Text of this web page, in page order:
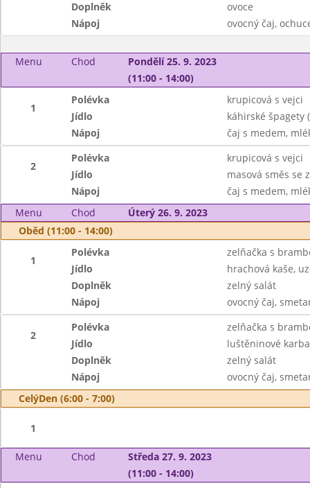
Doplněk
ovoce
Nápoj
ovocný čaj,
Menu Chod
Pondělí 25. 9. 2023
(11:00 - 14:00)
1
Polévka
krupicová s vejci
Jídlo
káhirské špagety
Nápoj
čaj s medem,
2
Polévka
krupicová s vejci
Jídlo
masová směs se
Nápoj
čaj s medem,
Menu
Chod
Úterý 26. 9. 2023
Oběd (11:00 - 14:00)
1
Polévka
zelňačka s
Jídlo
hrachová kaše,
Doplněk
zelný salát
Nápoj
ovocný čaj,
2
Polévka
zelňačka s
Jídlo
luštěninové
Doplněk
zelný salát
Nápoj
ovocný čaj,
CelýDen (6:00 - 7:00)
1
Menu Chod
Středa 27. 9. 2023
(11:00 - 14:00)